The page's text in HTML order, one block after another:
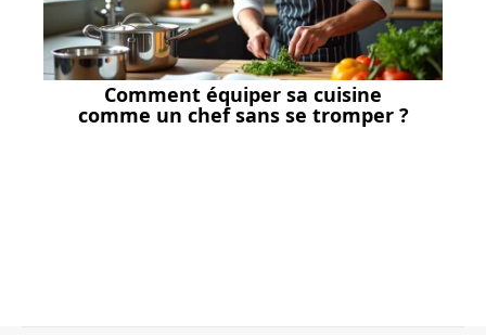
Comment équiper sa cuisine
comme un chef sans se tromper ?